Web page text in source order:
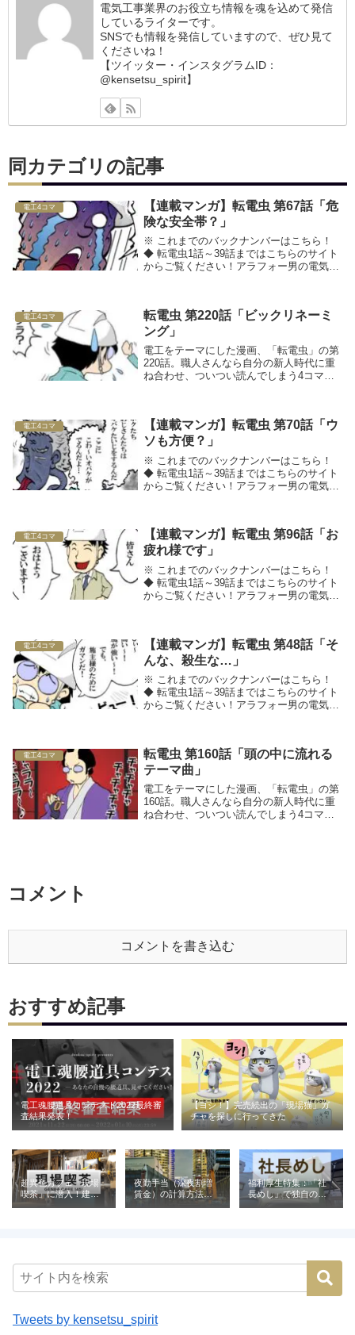
電気工事業界のお役立ち情報を魂を込めて発信
しているライターです。
SNSでも情報を発信していますので、ぜひ見て
くださいね！
【ツイッター・インスタグラムID：
@kensetsu_spirit】
同カテゴリの記事
電工4コマ
【連載マンガ】転電虫 第67話「危
険な安全帯？」
※ これまでのバックナンバーはこちら！
◆ 転電虫1話～39話まではこちらのサイト
からご覧ください！アラフォー男の電気工
電工4コマ
転電虫 第220話「ビックリネーミ
ング」
電工をテーマにした漫画、「転電虫」の第
220話。職人さんなら自分の新人時代に重
ね合わせ、ついつい読んでしまう4コママ
電工4コマ
【連載マンガ】転電虫 第70話「ウ
ソも方便？」
※ これまでのバックナンバーはこちら！
◆ 転電虫1話～39話まではこちらのサイト
からご覧ください！アラフォー男の電気工
電工4コマ
【連載マンガ】転電虫 第96話「お
疲れ様です」
※ これまでのバックナンバーはこちら！
◆ 転電虫1話～39話まではこちらのサイト
からご覧ください！アラフォー男の電気工
電工4コマ
【連載マンガ】転電虫 第48話「そ
んな、殺生な…」
※ これまでのバックナンバーはこちら！
◆ 転電虫1話～39話まではこちらのサイト
からご覧ください！アラフォー男の電気工
電工4コマ
転電虫 第160話「頭の中に流れる
テーマ曲」
電工をテーマにした漫画、「転電虫」の第
160話。職人さんなら自分の新人時代に重
ね合わせ、ついつい読んでしまう4コママ
コメント
コメントを書き込む
おすすめ記事
電工魂腰道具コンテスト2022最終審
査結果発表！
【ヨシ！】完売続出の「現場猫」ガ
チャを探しに行ってきた
超異色カフェ「現場
喫茶」に潜入！建設
業が営む喫茶の意外
夜勤手当（深夜割増
賃金）の計算方法と
福利厚生特集：「社
長めし」で独自の魅
力を発信（株式会社
Tweets by kensetsu_spirit